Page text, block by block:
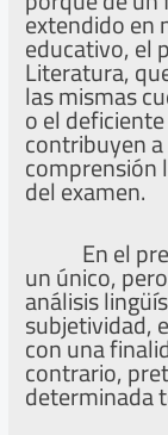
extendido en
educativo, el
Literatura,
las mismas
o el
contribuyen
comprensión
del examen.
En el
un único,
análisis
subjetividad,
con una
contrario,
determinada